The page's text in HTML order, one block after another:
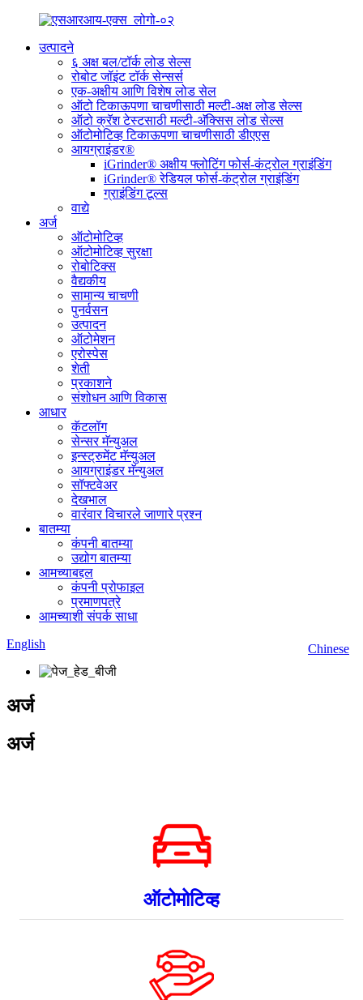
उत्पादने
६ अक्ष बल/टॉर्क लोड सेल्स
रोबोट जॉइंट टॉर्क सेन्सर्स
एक-अक्षीय आणि विशेष लोड सेल
ऑटो टिकाऊपणा चाचणीसाठी मल्टी-अक्ष लोड सेल्स
ऑटो क्रॅश टेस्टसाठी मल्टी-अ‍ॅक्सिस लोड सेल्स
ऑटोमोटिव्ह टिकाऊपणा चाचणीसाठी डीएएस
आयग्राइंडर®
iGrinder® अक्षीय फ्लोटिंग फोर्स-कंट्रोल ग्राइंडिंग
iGrinder® रेडियल फोर्स-कंट्रोल ग्राइंडिंग
ग्राइंडिंग टूल्स
वाद्ये
अर्ज
ऑटोमोटिव्ह
ऑटोमोटिव्ह सुरक्षा
रोबोटिक्स
वैद्यकीय
सामान्य चाचणी
पुनर्वसन
उत्पादन
ऑटोमेशन
एरोस्पेस
शेती
प्रकाशने
संशोधन आणि विकास
आधार
कॅटलॉग
सेन्सर मॅन्युअल
इन्स्ट्रुमेंट मॅन्युअल
आयग्राइंडर मॅन्युअल
सॉफ्टवेअर
देखभाल
वारंवार विचारले जाणारे प्रश्न
बातम्या
कंपनी बातम्या
उद्योग बातम्या
आमच्याबद्दल
कंपनी प्रोफाइल
प्रमाणपत्रे
आमच्याशी संपर्क साधा
Chinese
English
अर्ज
अर्ज
ऑटोमोटिव्ह